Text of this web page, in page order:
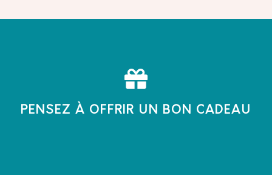
PENSEZ À OFFRIR UN BON CADEAU